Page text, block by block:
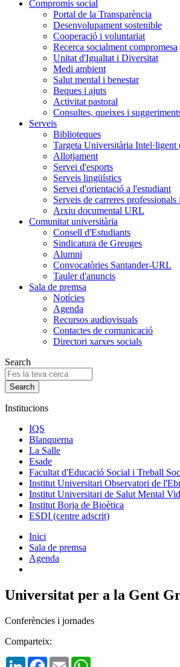
Compromís social
Portal de la Transparència
Desenvolupament sostenible
Cooperació i voluntariat
Recerca socialment compromesa
Unitat d'Igualtat i Diversitat
Medi ambient
Salut mental i benestar
Beques i ajuts
Activitat pastoral
Consultes, queixes i
Serveis
Biblioteques
Targeta Universitària
Allotjament
Servei d'esports
Serveis lingüístics
Servei d'orientació a l'estudiant
Serveis de carreres professionals
Arxiu documental URL
Comunitat universitària
Consell d'Estudiants
Sindicatura de Greuges
Alumni
Convocatòries Santander-URL
Tauler d'anuncis
Sala de premsa
Notícies
Agenda
Recursos audiovisuals
Contactes de comunicació
Directori xarxes socials
Search
Institucions
IQS
Blanquerna
La Salle
Esade
Facultat d'Educació Social i Treball
Institut Universitari Observatori de
Institut Universitari de Salut Mental
Institut Borja de Bioètica
ESDI (centre adscrit)
Inici
Sala de premsa
Agenda
Universitat per a la Gent
Conferències i jornades
Comparteix:
LinkedInFacebook
Email